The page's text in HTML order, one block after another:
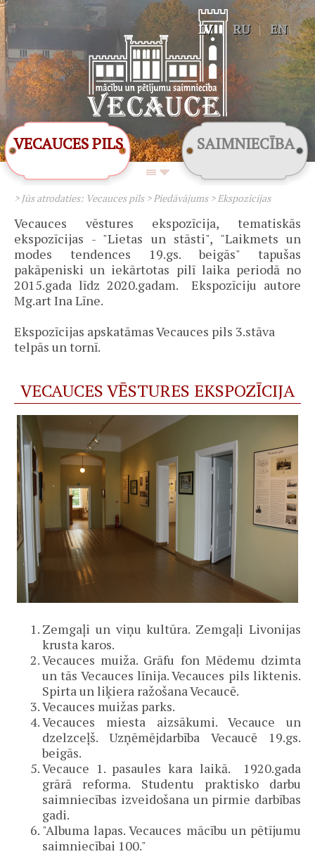
LV | RU | EN
VECAUCES PILS SAIMNIECĪBA
> Jūs atrodaties: Vecauces pils >Piedāvājums >Ekspozīcijas
Vecauces vēstures ekspozīcija, tematiskās
ekspozīcijas - "Lietas un stāsti", "Laikmets un
modes tendences 19.gs. beigās" tapušas
pakāpeniski un iekārtotas pilī laika periodā no
2015.gada līdz 2020.gadam. Ekspozīciju autore
Mg.art Ina Līne.
Ekspozīcijas apskatāmas Vecauces pils 3.stāva
telpās un tornī.
VECAUCES VĒSTURES EKSPOZĪCIJA
Zemgaļi un viņu kultūra. Zemgaļi Livonijas
krusta karos.
Vecauces muiža. Grāfu fon Mēdemu dzimta
un tās Vecauces līnija. Vecauces pils liktenis.
Spirta un liķiera ražošana Vecaucē.
Vecauces muižas parks.
Vecauces miesta aizsākumi. Vecauce un
dzelzceļš. Uzņēmējdarbība Vecaucē 19.gs.
beigās.
Vecauce 1. pasaules kara laikā. 1920.gada
grārā reforma. Studentu praktisko darbu
saimniecības izveidošana un pirmie darbības
gadi.
"Albuma lapas. Vecauces mācību un pētījumu
saimniecībai 100."